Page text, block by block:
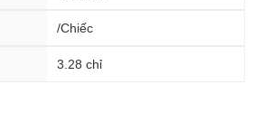
/Chiếc
3.28 chỉ